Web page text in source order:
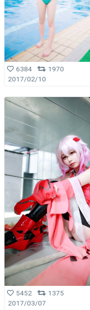
6384
1970
2017/02/10
5452
1375
2017/03/07